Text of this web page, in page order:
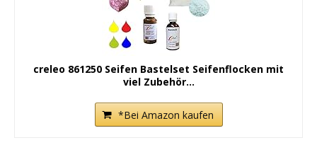
creleo 861250 Seifen Bastelset Seifenflocken mit
viel Zubehör...
*Bei Amazon kaufen